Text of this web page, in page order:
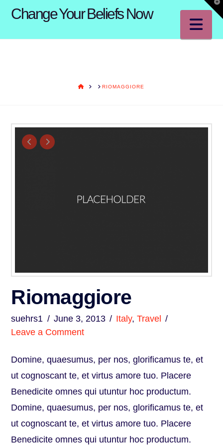
Change Your Beliefs Now
HOME RIOMAGGIORE
Riomaggiore
suehrs1 June 3, 2013 Italy, Travel
Leave a Comment
Domine, quaesumus, per nos, glorificamus te, et
ut cognoscant te, et virtus amore tuo. Placere
Benedicite omnes qui utuntur hoc productum.
Domine, quaesumus, per nos, glorificamus te, et
ut cognoscant te, et virtus amore tuo. Placere
Benedicite omnes qui utuntur hoc productum.